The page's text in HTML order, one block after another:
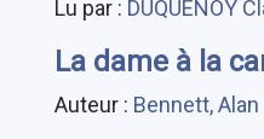
Lu par : DUQUENOY
La dame à la
Auteur : Bennett, Alan